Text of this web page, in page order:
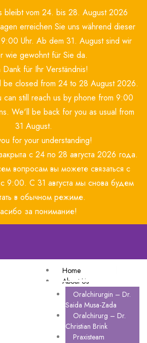
bleibt vom 24. bis 28. August 2026
erreichen Sie uns während dieser
Uhr. Ab dem 31. August sind wir
wie gewohnt für Sie da.
für Ihr Verständnis!
be closed from 24 to 28 August 2026.
can still reach us by phone from 9:00
We'll be back for you as usual from
31 August.
for your understanding!
с 24 по 28 августа 2026 года.
вопросам вы можете связаться с
9:00. С 31 августа мы снова будем
в обычном режиме.
за понимание!
Home
About Us
Oralchirurgin – Dr.
Saida Musa-Zada
Oralchirurg – Dr.
Christian Brink
Praxisteam